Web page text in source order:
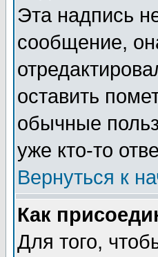
Эта надпись
сообщение,
оставить
обычные
уже кто-то
Вернуться к
Как
Для того,